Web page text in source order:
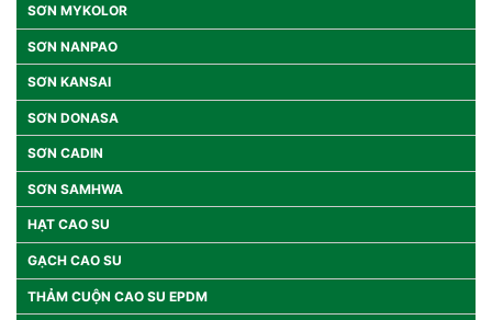
SƠN MYKOLOR
SƠN NANPAO
SƠN KANSAI
SƠN DONASA
SƠN CADIN
SƠN SAMHWA
HẠT CAO SU
GẠCH CAO SU
THẢM CUỘN CAO SU EPDM